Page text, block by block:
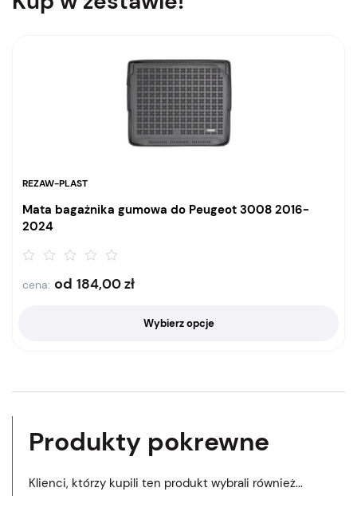
REZAW-PLAST
Mata bagażnika gumowa do Peugeot 3008 2016-
2024
cena: od 184,00zł
Wybierz opcje
Produkty pokrewne
Klienci, którzy kupili ten produkt wybrali również...